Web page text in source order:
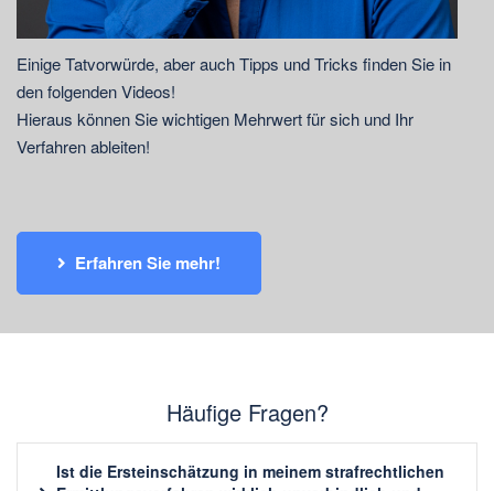
Einige Tatvorwürde, aber auch Tipps und Tricks finden Sie in
den folgenden Videos!
Hieraus können Sie wichtigen Mehrwert für sich und Ihr
Verfahren ableiten!
Erfahren Sie mehr!
Häufige Fragen?
Ist die Ersteinschätzung in meinem strafrechtlichen